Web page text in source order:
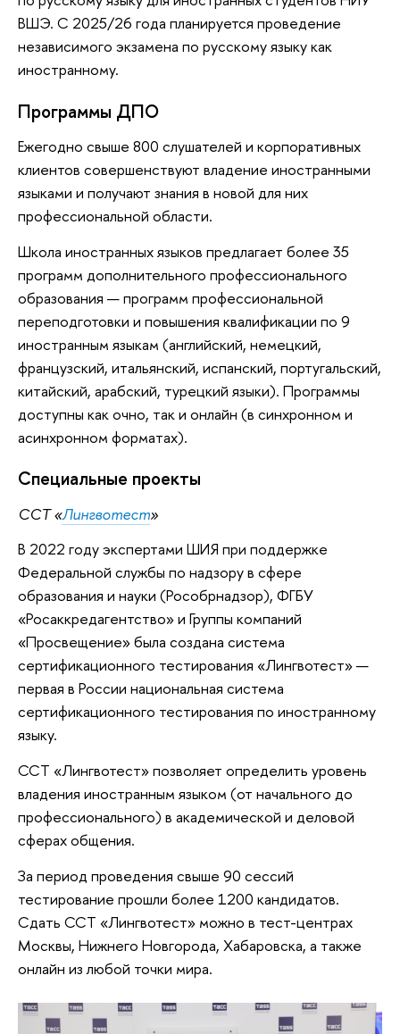
ВШЭ. С 2025/26 года планируется проведение
независимого экзамена по русскому языку как
иностранному.
Программы ДПО
Ежегодно свыше 800 слушателей и корпоративных
клиентов совершенствуют владение иностранными
языками и получают знания в новой для них
профессиональной области.
Школа иностранных языков предлагает более 35
программ дополнительного профессионального
образования — программ профессиональной
переподготовки и повышения квалификации по 9
иностранным языкам (английский, немецкий,
французский, итальянский, испанский, португальский,
китайский, арабский, турецкий языки). Программы
доступны как очно, так и онлайн (в синхронном и
асинхронном форматах).
Специальные проекты
ССТ «Лингвотест»
В 2022 году экспертами ШИЯ при поддержке
Федеральной службы по надзору в сфере
образования и науки (Рособрнадзор), ФГБУ
«Росаккредагентство» и Группы компаний
«Просвещение» была создана система
сертификационного тестирования «Лингвотест» —
первая в России национальная система
сертификационного тестирования по иностранному
языку.
ССТ «Лингвотест» позволяет определить уровень
владения иностранным языком (от начального до
профессионального) в академической и деловой
сферах общения.
За период проведения свыше 90 сессий
тестирование прошли более 1200 кандидатов.
Сдать ССТ «Лингвотест» можно в тест-центрах
Москвы, Нижнего Новгорода, Хабаровска, а также
онлайн из любой точки мира.